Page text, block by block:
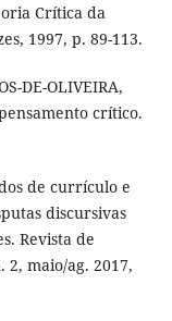
Crítica da
1997, p. 89-113.
DE-OLIVEIRA,
crítico.
de currículo e
discursivas
Revista de
2, maio/ag. 2017,